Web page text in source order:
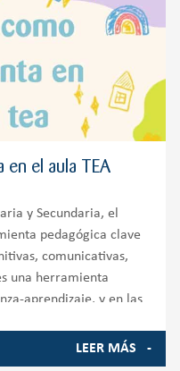
en el aula TEA
y Secundaria, el
pedagógica clave
comunicativas,
una herramienta
aprendizaje, y en las
LEER MÁS